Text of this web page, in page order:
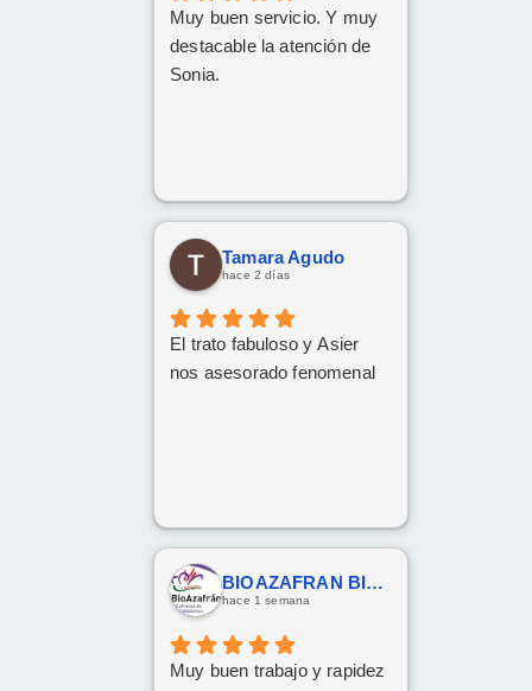
Muy buen servicio. Y muy
destacable la atención de
Sonia.
Tamara Agudo
hace 2 días
El trato fabuloso y Asier
nos asesorado fenomenal
BIOAZAFRAN BIOAZAFRAN
hace 1 semana
Muy buen trabajo y rapidez